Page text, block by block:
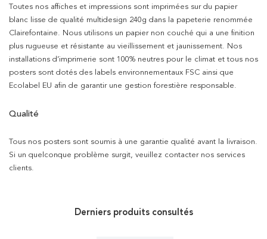
Toutes nos affiches et impressions sont imprimées sur du papier
blanc lisse de qualité multidesign 240g dans la papeterie renommée
Clairefontaine. Nous utilisons un papier non couché qui a une finition
plus rugueuse et résistante au vieillissement et jaunissement. Nos
installations d’imprimerie sont 100% neutres pour le climat et tous nos
posters sont dotés des labels environnementaux FSC ainsi que
Ecolabel EU afin de garantir une gestion forestière responsable.
Qualité
Tous nos posters sont soumis à une garantie qualité avant la livraison.
Si un quelconque problème surgit, veuillez contacter nos services
clients.
Derniers produits consultés